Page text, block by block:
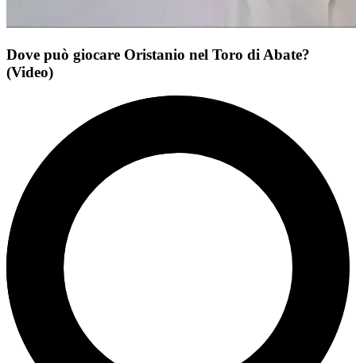
Dove può giocare Oristanio nel Toro di Abate?
(Video)